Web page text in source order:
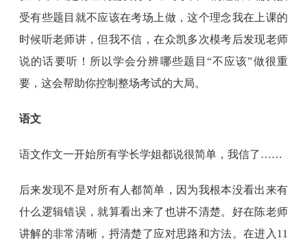
受有些题目就不应该在考场上做，这个理念我在上课的
时候听老师讲，但我不信，在众凯多次模考后发现老师
说的话要听！所以学会分辨哪些题目“不应该”做很重
要，这会帮助你控制整场考试的大局。
语文
语文作文一开始所有学长学姐都说很简单，我信了……
后来发现不是对所有人都简单，因为我根本没看出来有
什么逻辑错误，就算看出来了也讲不清楚。好在陈老师
讲解的非常清晰，捋清楚了应对思路和方法。在进入11